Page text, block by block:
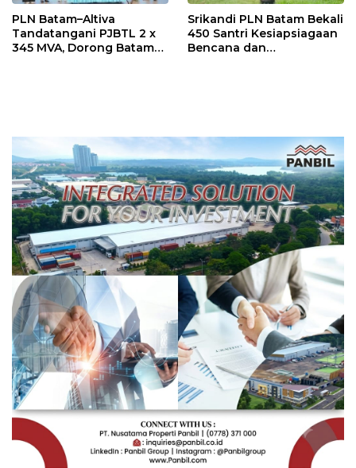
PLN Batam–Altiva
Tandatangani PJBTL 2 x
345 MVA, Dorong Batam
Srikandi PLN Batam Bekali
450 Santri Kesiapsiagaan
Bencana dan